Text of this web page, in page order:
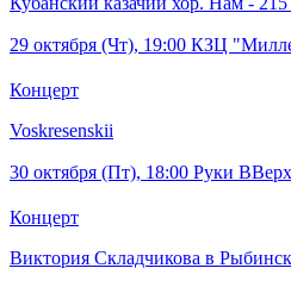
29 октября (Чт), 19:00 КЗЦ
Концерт
Voskresenskii
30 октября (Пт), 18:00 Руки
Концерт
Виктория Складчикова в